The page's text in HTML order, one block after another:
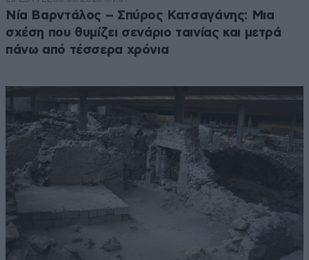
Νία Βαρντάλος – Σπύρος Κατσαγάνης: Μια
σχέση που θυμίζει σενάριο ταινίας και μετρά
πάνω από τέσσερα χρόνια